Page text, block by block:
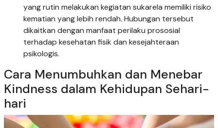
yang rutin melakukan kegiatan sukarela memiliki risiko
kematian yang lebih rendah. Hubungan tersebut
dikaitkan dengan manfaat perilaku prososial
terhadap kesehatan fisik dan kesejahteraan
psikologis.
Cara Menumbuhkan dan Menebar
Kindness dalam Kehidupan Sehari-
hari